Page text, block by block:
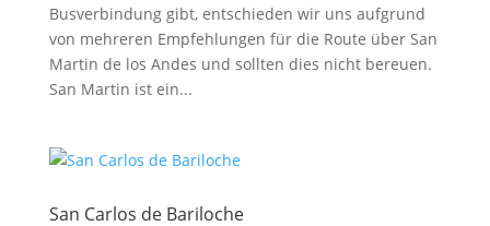
Busverbindung gibt, entschieden wir uns aufgrund
von mehreren Empfehlungen für die Route über San
Martin de los Andes und sollten dies nicht bereuen.
San Martin ist ein...
San Carlos de Bariloche